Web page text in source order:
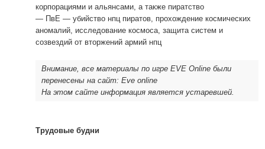
корпорациями и альянсами, а также пиратство
— ПвЕ — убийство нпц пиратов, прохождение космических
аномалий, исследование космоса, защита систем и
созвездий от вторжений армий нпц
Внимание, все материалы по игре EVE Online были
перенесены на сайт: Eve online
На этом сайте информация является устаревшей.
Трудовые будни